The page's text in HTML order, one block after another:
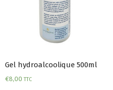
Gel hydroalcoolique 500ml
€8,00 TTC